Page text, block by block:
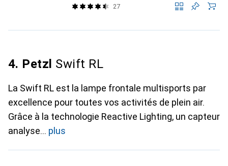
27
4. Petzl Swift RL
La Swift RL est la lampe frontale multisports par
excellence pour toutes vos activités de plein air.
Grâce à la technologie Reactive Lighting, un capteur
analyse
plus